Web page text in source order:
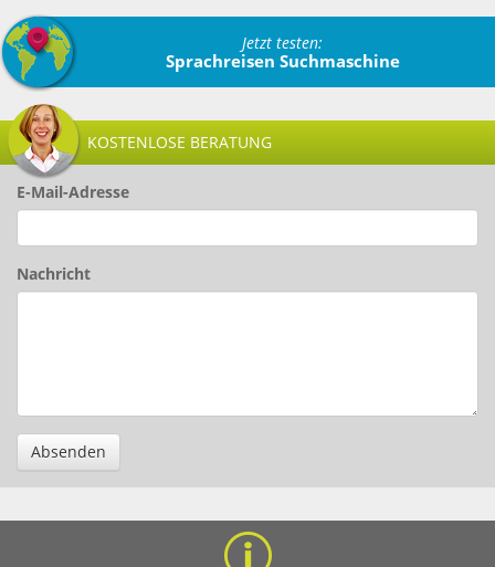
Jetzt testen:
Sprachreisen Suchmaschine
KOSTENLOSE BERATUNG
E-Mail-Adresse
Nachricht
Absenden